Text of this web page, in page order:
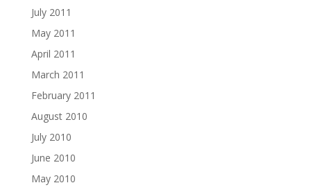
July 2011
May 2011
April 2011
March 2011
February 2011
August 2010
July 2010
June 2010
May 2010